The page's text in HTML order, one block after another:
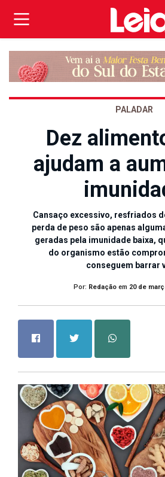
PALADAR
Dez
ajudam a
Cansaço excessivo, resfriados
perda de peso são apenas
geradas pela imunidade baixa,
do organismo estão
conseguem barrar
Por: Redaçãoem 20 de